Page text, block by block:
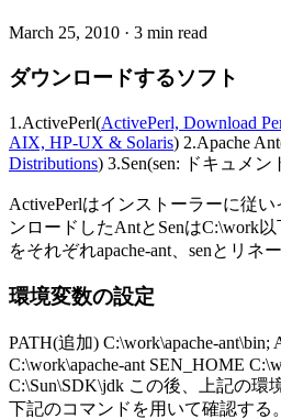
March 25, 2010 · 3 min read
ダウンロードするソフト
1.ActivePerl(ActivePerl, Download
AIX, HP-UX & Solaris) 2.Apache
Distributions) 3.Sen(sen: ドキュメン
ActivePerlはインストーラーに従
ンロードしたAntとSenはC:\work
をそれぞれapache-ant、senとリネ
環境変数の設定
PATH(追加) C:\work\apache-ant\bin;
C:\work\apache-ant SEN_HOME
C:\Sun\SDK\jdk この後、上記の環
下記のコマンドを用いて確認する。